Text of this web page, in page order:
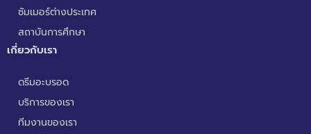
ซัมเมอร์ต่างประเทศ
สถาบันการศึกษา
เกี่ยวกับเรา
ดรีมอะบรอด
บริการของเรา
ทีมงานของเรา